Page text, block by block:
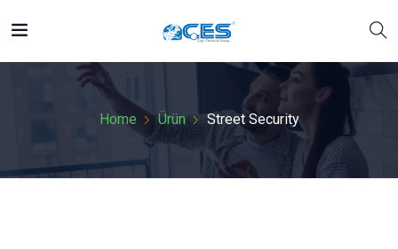
Home Ürün Street Security